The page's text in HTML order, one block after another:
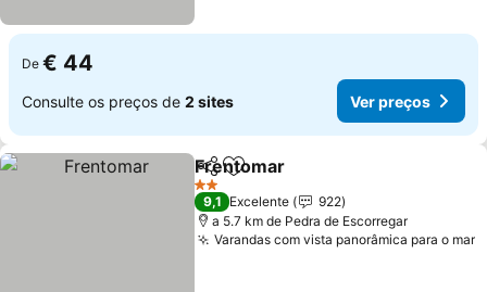
De € 44
Consulte os preços de 2 sites Ver preços
PartilharAdicionar aos favoritos
Frentomar
2 Estrelas
9,1 Excelente
922
a 5.7 km de Pedra de Escorregar
Varandas com vista panorâmica para o mar